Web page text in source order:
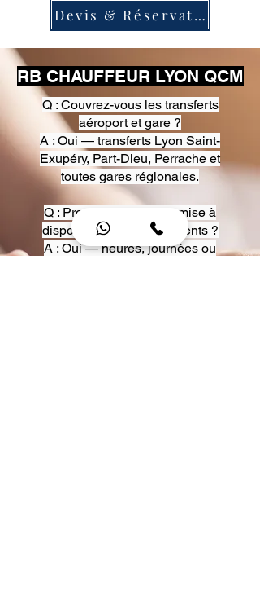
Devis & Réservation
RB CHAUFFEUR LYON QCM
Q : Couvrez-vous les transferts
aéroport et gare ?
A : Oui — transferts Lyon Saint-
Exupéry, Part-Dieu, Perrache et
toutes gares régionales.
Q : Proposez-vous une mise à
disposition pour événements ?
A : Oui — heures, journées ou